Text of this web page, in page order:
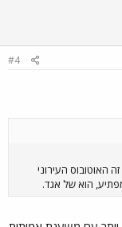
#4
האוטובוס העירוני
הוא של אגד.